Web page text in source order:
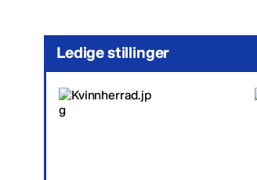
Ledige stillinger